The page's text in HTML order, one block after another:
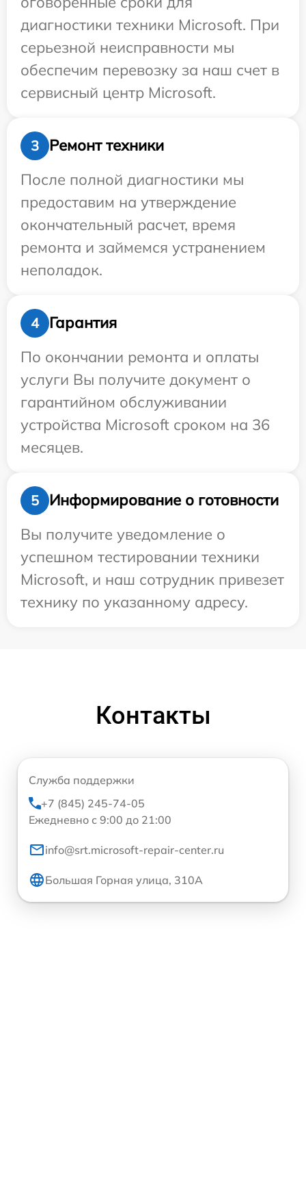
диагностики техники Microsoft. При
серьезной неисправности мы
обеспечим перевозку за наш счет в
сервисный центр Microsoft.
3
Ремонт техники
После полной диагностики мы
предоставим на утверждение
окончательный расчет, время
ремонта и займемся устранением
неполадок.
4
Гарантия
По окончании ремонта и оплаты
услуги Вы получите документ о
гарантийном обслуживании
устройства Microsoft сроком на 36
месяцев.
5
Информирование о готовности
Вы получите уведомление о
успешном тестировании техники
Microsoft, и наш сотрудник привезет
технику по указанному адресу.
Контакты
Служба поддержки
+7 (845) 245-74-05
Ежедневно с 9:00 до 21:00
info@srt.microsoft-repair-center.ru
Большая Горная улица, 310А